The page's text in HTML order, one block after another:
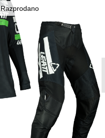
Razprodano